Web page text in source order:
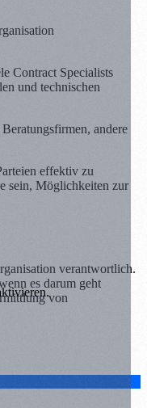
Contract Specialists
und technischen
andere
effektiv zu
sein, Möglichkeiten zur
verantwortlich.
es darum geht
von